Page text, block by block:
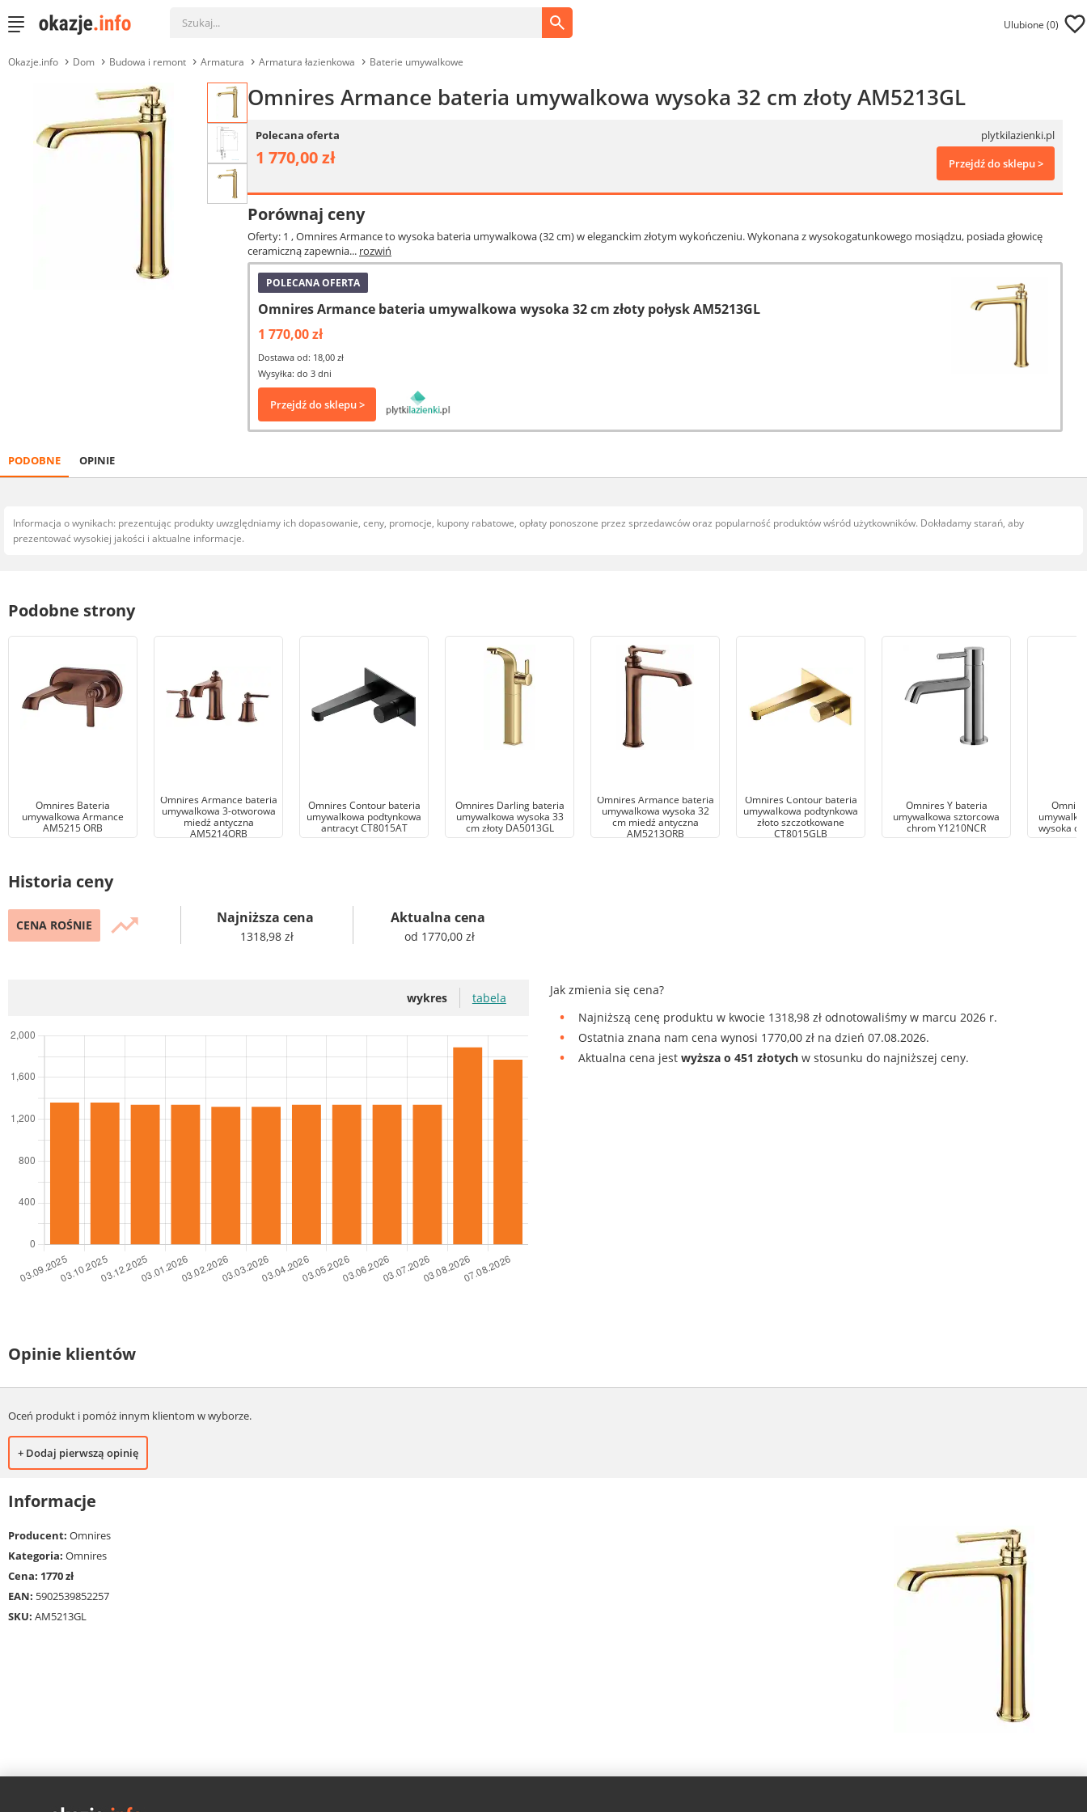
Ulubione (0)
Okazje.info Dom Budowa i remont Armatura Armatura łazienkowa Baterie umywalkowe
Omnires Armance bateria umywalkowa wysoka 32 cm złoty AM5213GL
Polecana oferta plytkilazienki.pl
1 770,00 zł Przejdź do sklepu >
Porównaj ceny
Oferty: 1 , Omnires Armance to wysoka bateria umywalkowa (32 cm) w eleganckim złotym wykończeniu. Wykonana z wysokogatunkowego mosiądzu, posiada głowicę
ceramiczną zapewnia... rozwiń
POLECANA OFERTA
Omnires Armance bateria umywalkowa wysoka 32 cm złoty połysk AM5213GL
1 770,00 zł
Dostawa od: 18,00 zł
Wysyłka: do 3 dni
Przejdź do sklepu >
PODOBNE OPINIE
Informacja o wynikach: prezentując produkty uwzględniamy ich dopasowanie, ceny, promocje, kupony rabatowe, opłaty ponoszone przez sprzedawców oraz popularność produktów wśród użytkowników. Dokładamy starań, aby
prezentować wysokiej jakości i aktualne informacje.
Podobne strony
Omnires Bateria
umywalkowa Armance
AM5215 ORB
Omnires Armance bateria
umywalkowa 3-otworowa
miedź antyczna
AM5214ORB
Omnires Contour bateria
umywalkowa podtynkowa
antracyt CT8015AT
Omnires Darling bateria
umywalkowa wysoka 33
cm złoty DA5013GL
Omnires Armance bateria
umywalkowa wysoka 32
cm miedź antyczna
AM5213ORB
Omnires Contour bateria
umywalkowa podtynkowa
złoto szczotkowane
CT8015GLB
Omnires Y bateria
umywalkowa sztorcowa
chrom Y1210NCR
wysoka
Historia ceny
CENA ROŚNIE trending_up Najniższa cena
1318,98 zł
Aktualna cena
od 1770,00 zł
wykres tabela
Jak zmienia się cena?
Najniższą cenę produktu w kwocie 1318,98 zł odnotowaliśmy w marcu 2026 r.
Ostatnia znana nam cena wynosi 1770,00 zł na dzień 07.08.2026.
Aktualna cena jestwyższa o 451 złotych w stosunku do najniższej ceny.
Opinie klientów
Oceń produkt i pomóż innym klientom w wyborze.
+ Dodaj pierwszą opinię
Informacje
Producent: Omnires
Kategoria: Omnires
Cena: 1770 zł
EAN: 5902539852257
SKU: AM5213GL